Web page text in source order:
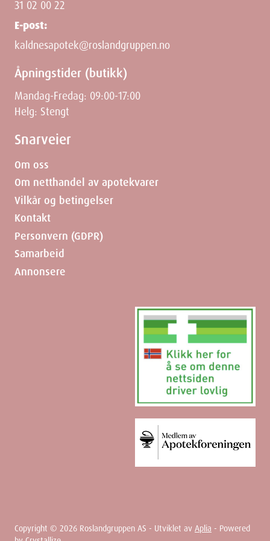
BISABOLOL, CERAMIDE NP, CITRIC ACID, FRAGRANCE, PERSEA
GRATISSIMA (AVOCADO) FRUIT EXTRACT, PHYTOSPHINGOSINE,
PROPYLENE CARBONATE, TOCOPHERYL ACETATE.
Height
Depth
Weight
31 02 00 22
E-post:
kaldnesapotek@roslandgruppen.no
Åpningstider (butikk)
Mandag-Fredag: 09:00-17:00
Helg: Stengt
Snarveier
Om oss
Om netthandel av apotekvarer
Vilkår og betingelser
Kontakt
Personvern (GDPR)
Samarbeid
Annonsere
Copyright © 2026 Roslandgruppen AS - Utviklet av Aplia - Powered